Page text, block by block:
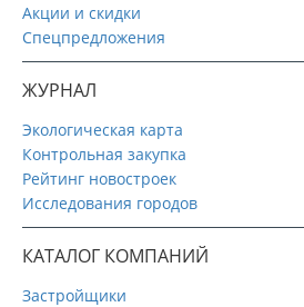
Акции и скидки
Спецпредложения
ЖУРНАЛ
Экологическая карта
Контрольная закупка
Рейтинг новостроек
Исследования городов
КАТАЛОГ КОМПАНИЙ
Застройщики